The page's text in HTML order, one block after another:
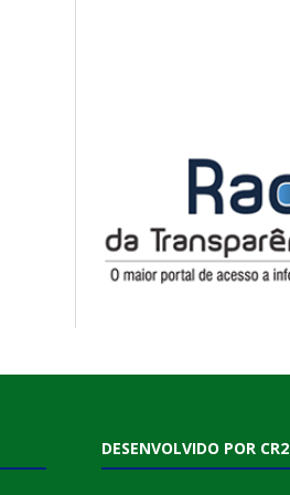
DESENVOLVIDO POR CR2